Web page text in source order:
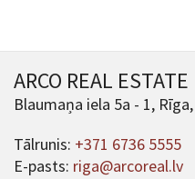
ARCO REAL ESTATE
Blaumaņa iela 5a - 1, Rīga,
Tālrunis: +371 6736 5555
E-pasts: riga@arcoreal.lv